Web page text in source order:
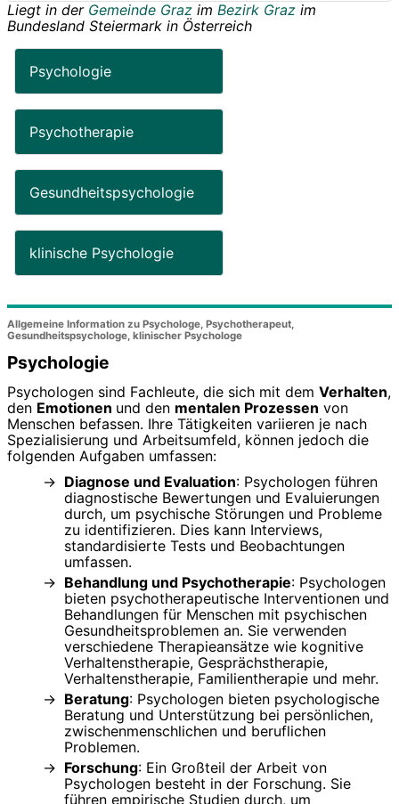
Liegt in der Gemeinde Graz im Bezirk Graz im
Bundesland Steiermark in Österreich
Psychologie
Psychotherapie
Gesundheitspsychologie
klinische Psychologie
Allgemeine Information zu Psychologe, Psychotherapeut,
Gesundheitspsychologe, klinischer Psychologe
Psychologie
Psychologen sind Fachleute, die sich mit dem Verhalten,
den Emotionen und den mentalen Prozessen von
Menschen befassen. Ihre Tätigkeiten variieren je nach
Spezialisierung und Arbeitsumfeld, können jedoch die
folgenden Aufgaben umfassen:
Diagnose und Evaluation: Psychologen führen
diagnostische Bewertungen und Evaluierungen
durch, um psychische Störungen und Probleme
zu identifizieren. Dies kann Interviews,
standardisierte Tests und Beobachtungen
umfassen.
Behandlung und Psychotherapie: Psychologen
bieten psychotherapeutische Interventionen und
Behandlungen für Menschen mit psychischen
Gesundheitsproblemen an. Sie verwenden
verschiedene Therapieansätze wie kognitive
Verhaltenstherapie, Gesprächstherapie,
Verhaltenstherapie, Familientherapie und mehr.
Beratung: Psychologen bieten psychologische
Beratung und Unterstützung bei persönlichen,
zwischenmenschlichen und beruflichen
Problemen.
Forschung: Ein Großteil der Arbeit von
Psychologen besteht in der Forschung. Sie
führen empirische Studien durch, um